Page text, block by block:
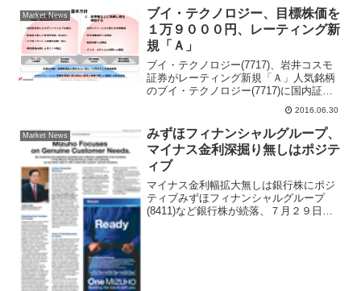
いグループ株...
Market News
ブイ・テクノロジー、目標株価を
１万９０００円、レーティング新
規「Ａ」
ブイ・テクノロジー(7717)、岩井コスモ
証券がレーティング新規「Ａ」人気銘柄
のブイ・テクノロジー(7717)に国内証券
がアナリストレポートをリリース。レー
ティングを新規「Ａ」、目標株価１９０
００円に設定。注目されている銘柄だけ
にポジティブ...
2016.06.30
Market News
みずほフィナンシャルグループ、
マイナス金利深掘り無しはポジテ
ィブ
マイナス金利幅拡大無しは銀行株にポジ
ティブみずほフィナンシャルグループ
(8411)など銀行株が続落、７月２９日に